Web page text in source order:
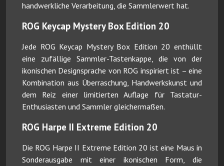
handwerkliche Verarbeitung, die Sammlerwert hat.
ROG Keycap Mystery Box Edition 20
Jede ROG Keycap Mystery Box Edition 20 enthüllt
eine zufällige Sammler-Tastenkappe, die von der
ikonischen Designsprache von ROG inspiriert ist – eine
Kombination aus Überraschung, Handwerkskunst und
dem Reiz einer limitierten Auflage für Tastatur-
Enthusiasten und Sammler gleichermaßen.
ROG Harpe II Extreme Edition 20
Die ROG Harpe II Extreme Edition 20 ist eine Maus in
Sonderausgabe mit einer ikonischen Form, die